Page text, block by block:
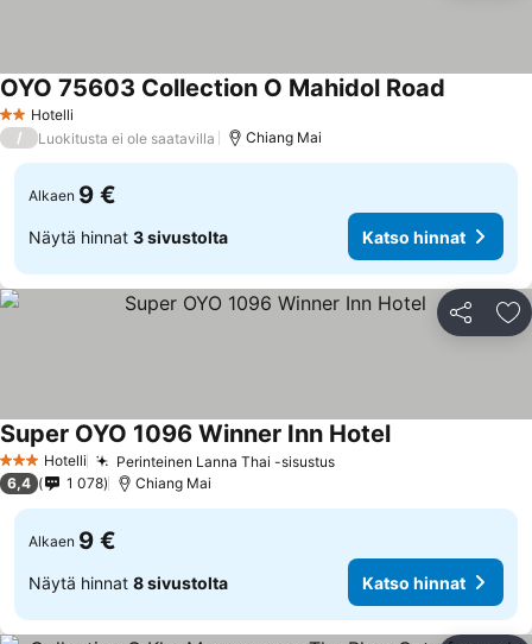
2 Tähtiluokitus
Hotelli
OYO 75603 Collection O Mahidol Road
/ Luokitusta ei ole saatavilla Chiang Mai
Alkaen 9 €
Näytä hinnat 3 sivustolta Katso hinnat
Jaa
3 Tähtiluokitus
Hotelli Perinteinen Lanna Thai -sisustus
Super OYO 1096 Winner Inn Hotel
6,4 1 078 Chiang Mai
Alkaen 9 €
Näytä hinnat 8 sivustolta Katso hinnat